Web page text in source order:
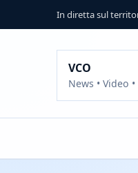
In diretta sul
VCO
News • Video